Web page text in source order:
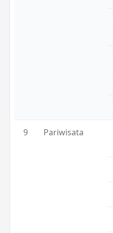
9 Pariwisata